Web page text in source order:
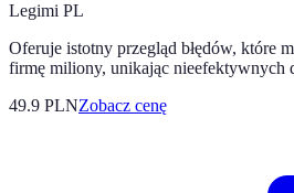
Legimi PL
Oferuje istotny przegląd błędów, które
firmę miliony, unikając nieefektywnych
49.9 PLNZobacz cenę